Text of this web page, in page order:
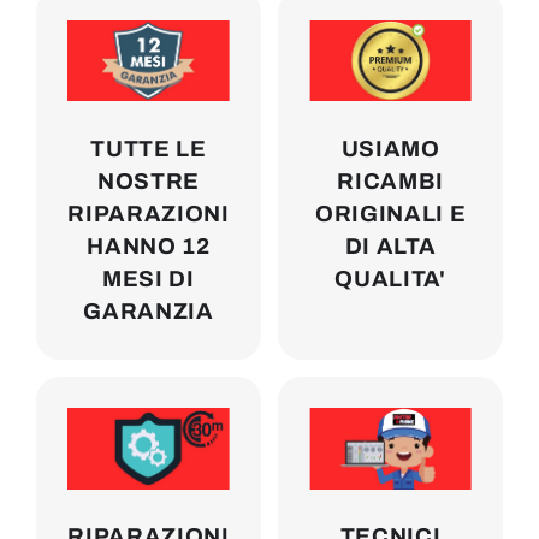
TUTTE LE
NOSTRE
RIPARAZIONI
HANNO 12
MESI DI
GARANZIA
USIAMO
RICAMBI
ORIGINALI E
DI ALTA
QUALITA'